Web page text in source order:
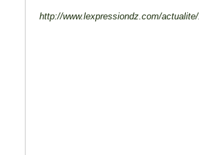
http://www.lexpressiondz.com/